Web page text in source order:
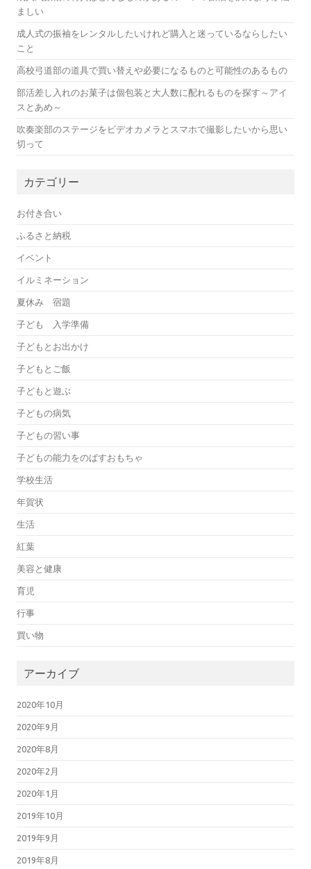
ましい
成人式の振袖をレンタルしたいけれど購入と迷っているならしたい
こと
高校弓道部の道具で買い替えや必要になるものと可能性のあるもの
部活差し入れのお菓子は個包装と大人数に配れるものを探す～アイ
スとあめ～
吹奏楽部のステージをビデオカメラとスマホで撮影したいから思い
切って
カテゴリー
お付き合い
ふるさと納税
イベント
イルミネーション
夏休み 宿題
子ども 入学準備
子どもとお出かけ
子どもとご飯
子どもと遊ぶ
子どもの病気
子どもの習い事
子どもの能力をのばすおもちゃ
学校生活
年賀状
生活
紅葉
美容と健康
育児
行事
買い物
アーカイブ
2020年10月
2020年9月
2020年8月
2020年2月
2020年1月
2019年10月
2019年9月
2019年8月